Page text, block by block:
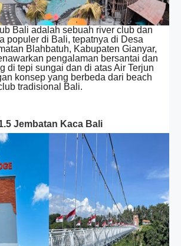
Bali adalah sebuah river club dan
populer di Bali, tepatnya di Desa
Blahbatuh, Kabupaten Gianyar,
pengalaman bersantai dan
di tepi sungai dan di atas Air Terjun
konsep yang berbeda dari beach
tradisional Bali.
Jembatan Kaca Bali